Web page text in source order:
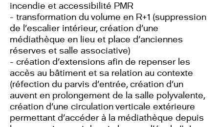
incendie et accessibilité PMR
- transformation du volume en R+1 (suppression
de l’escalier intérieur, création d’une
médiathèque en lieu et place d’anciennes
réserves et salle associative)
- création d’extensions afin de repenser les
accès au bâtiment et sa relation au contexte
(réfection du parvis d’entrée, création d’un
auvent en prolongement de la salle polyvalente,
création d’une circulation verticale extérieure
permettant d’accéder à la médiathèque depuis